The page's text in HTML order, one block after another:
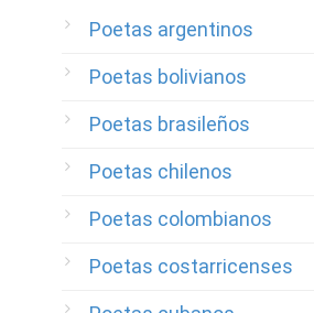
Poetas argentinos
Poetas bolivianos
Poetas brasileños
Poetas chilenos
Poetas colombianos
Poetas costarricenses